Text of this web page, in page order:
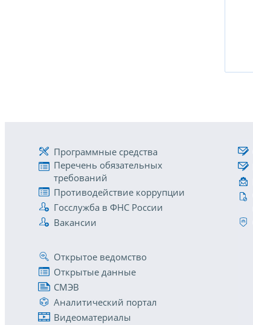
Программные средства
Перечень обязательных
требований
Противодействие коррупции
Госслужба в ФНС России
Вакансии
Открытое ведомство
Открытые данные
СМЭВ
Аналитический портал
Видеоматериалы